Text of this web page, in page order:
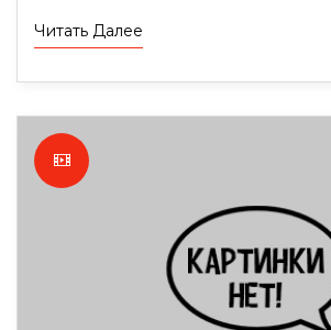
Читать Далее